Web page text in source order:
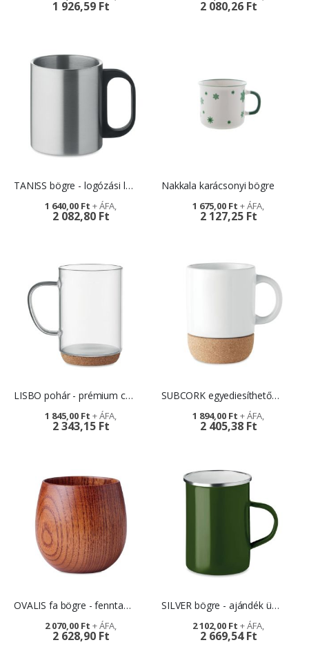
1 926,59 Ft 2 080,26 Ft
TANISS bögre - logózási lehetőségekkel
2 082,80 Ft
1 640,00 Ft
Nakkala karácsonyi bögre
2 127,25 Ft
1 675,00 Ft
LISBO pohár - prémium céges ajándék
2 343,15 Ft
1 845,00 Ft
SUBCORK egyediesíthető bögre
2 405,38 Ft
1 894,00 Ft
OVALIS fa bögre - fenntartható ajándék
2 628,90 Ft
2 070,00 Ft
SILVER bögre - ajándék ügyfeleknek
2 669,54 Ft
2 102,00 Ft